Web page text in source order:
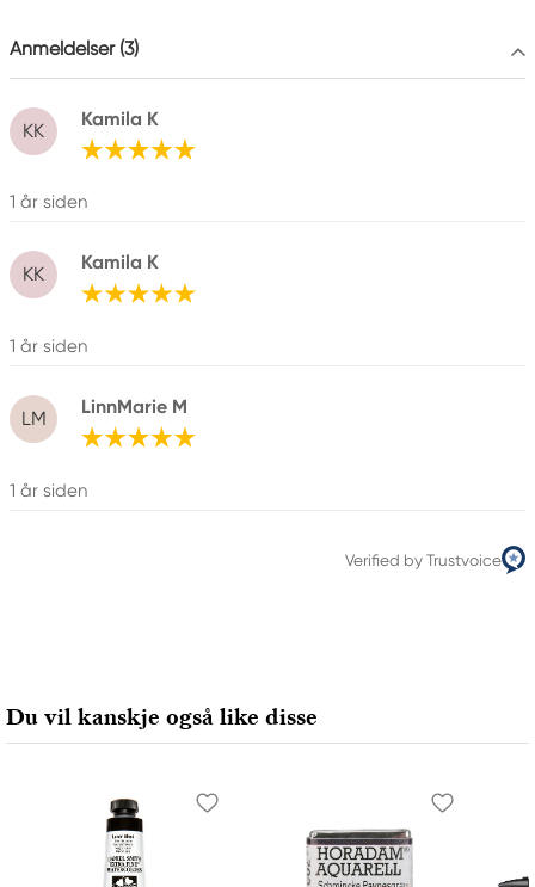
Östra Långgatan 87
61930 Trosa, Sweden
Anmeldelser (3)
KK
Kamila K
1 år siden
KK
Kamila K
1 år siden
LM
LinnMarie M
1 år siden
Verified by Trustvoice
Du vil kanskje også like disse